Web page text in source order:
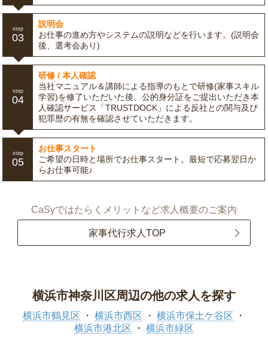
step
03
説明会
お仕事の進め方やシステムの説明などを行います。(説明会
後、選考会あり)
step
04
研修 / 本人確認
当社マニュアル＆講師による指導のもとで研修(家事スキル
学習)を修了いただいた後、公的身分証をご提出いただき本
人確認サービス「TRUSTDOCK」による反社との関与及び
犯罪歴の有無を確認させていただきます。
step
05
お仕事スタート
ご希望の日時と場所でお仕事スタート。最短で応募翌日か
らお仕事可能♪
CaSyではたらくメリットなど求人概要のご案内
家事代行求人TOP
横浜市神奈川区周辺の他の求人を探す
横浜市鶴見区 横浜市西区
横浜市保土ケ谷区
横浜市港北区
横浜市緑区